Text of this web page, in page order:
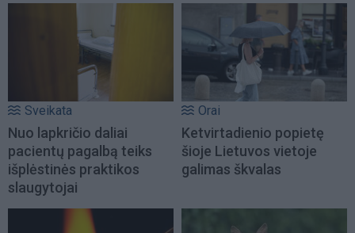
Sveikata
Nuo lapkričio daliai
pacientų pagalbą teiks
išplėstinės praktikos
slaugytojai
Orai
Ketvirtadienio popietę
šioje Lietuvos vietoje
galimas škvalas